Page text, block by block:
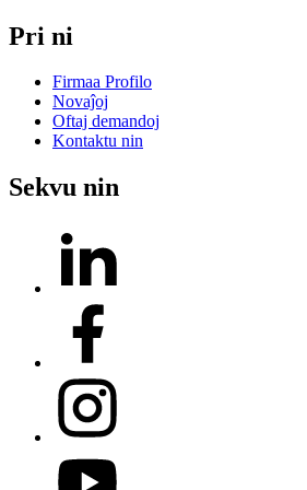
Pri ni
Firmaa Profilo
Novaĵoj
Oftaj demandoj
Kontaktu nin
Sekvu nin